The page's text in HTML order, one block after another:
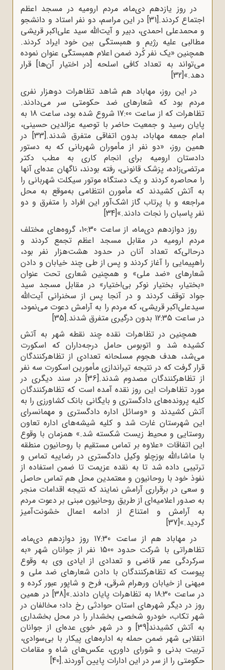
در روز یازدهم دی‌ماه، مردم ارومیه در مسجد اعظم
اجتماع کردند.[31]
در این مراسم، دو نفر استاد و دانشجو
و محمدعلی احمدی، دبیر و آیت‌الله سید علی‌اکبر قریشی
مطالبی علیه رژیم و همبستگی بین خود ایراد کردند.
همچنین «یک نفر کُرد ضمن اعلام همبستگی عنوان نموده
می‌تواند به تعداد کافی اسلحه [در اختیار آن‌ها] قرار
دهد.»[32]
در این روز، مهاباد هم شاهد تظاهرات دوهزار نفری
مردم بود که شعارهای ضد حکومتی سر می‌دادند.
تظاهرات که از ساعت 17:00 شروع شده بود، ساعت 18 به
پایان رسید و جمعیت حاضر با توصیه عزالدین حسینی،
امام جمعه مهاباد، بدون اتفاقی متفرق شدند.[33]
در
همین روز، «دو نفر از مأموران شهربانی که به دستور
دادستان ارومیه برای انجام کاری به مطب دکتر
مرتضی‌زاده، پزشک قانونی، رفته بودند، ناگهان عده‌ای آنها
را محاصره کردند و یک دستگاه موتور سیکلت شهربانی را
به آتش کشیدند که مأمورن انتظامی به‌موقع به محل
مراجعه و با پرتاب گاز اشک‌آور این افراد را متفرق و دو
نفر پاسبان را نجات دادند.»[34]
روز دوازدهم دی‌ماه، از ساعت 10:30، گروه‌های مختلف
مردم ارومیه در مقابل مسجد اعظم تجمع کردند و
درحالی‌که تعداد آنان در حدود هشت‌هزار نفر بود،
راهپیمایی را آغاز کردند و پس از طی چند خیابان و دادن
شعارهای «ضد ملی» و همچنین شعاری تحت عنوان
«بختیار، بختیار نوکر بی‌اختیار» در مقابل مسجد سید
جواد توقف کردند و در آنجا پس از سخنرانی آیت‌الله
سیدعلی‌اکبر قریشی، که مردم را به آرامش دعوت می‌نمود،
در ساعت 12:35 بدون درگیری متفرق شدند.
[35]
همچنین در تظاهرات نقده چند نقطه شهر به آتش
کشیده شد و اتوبوس حامل درجه‌داران که اسکورت
می‌شد، هدف هجوم مسلحانه تعدادی از تظاهرکنندگان
قرار گرفت که در نتیجه تیراندازی مأمورین اسکورت سه نفر
از تظاهرکنندگان مصدوم شدند.[36]
در سند دیگری در
مورد تظاهرات این روز نقده آمده است که تظاهرکنندگان
کلیه پرونده‌های دادگستری و بایگانی بانک کشاورزی را به
آتش کشیدند و «وسائل اداره دادگستری و مهمانسرای
این شهرستان غارت شد و کلیه شیشه‌های اداره تعاون
روستایی و محیط زیست شکسته شد.» همزمان با وقوع
این اتفاقات «علاوه بر تماس مستقیم با روحانیون منطقه
با ماشاءالله بوزچلو وکیل دادگستری در رضاییه تماس و
ترتیبی داده شد تا به نقده عزیمت تا ضمن استفاده از
نفوذ خود با روحانیون و معتمدین محل هم تماس حاصل
و سعی در برقراری آرامش نمایند که نتیجه اقدامات منجر
به صدور اعلامیه‌ای از طریق روحانیون مبنی بر دعوت مردم
به آرامش و امتناع از ادامه اعمال خشونت‌آمیز
گردید.»[37]
در مهاباد هم از ساعت 17:30 روز دوازدهم دی‌ماه،
تظاهراتی با شرکت حدود 1500 نفر از جوانان شهر «به
سرکردگی عمر قاضی و تعدادی از ایادی وی به وقوع
پیوست که تظاهرکنندگان با دادن شعارهای ضد ملی و
میهنی از خیابان ورهرام شرقی، فرح و شاپور عبور کرده و
در ساعت 18:30 به تظاهرات پایان دادند.»
[38]
در همین
روز در دیگر شهرهای استان حوادثی رخ داد؛ مخالفان در
شهر تکاب، خودرو شخصی بخشدار را در محل بخشداری
به آتش کشیدند[39]
و در شهر خوی عده‌ای از جوانان
انقلابی شهر ضمن حمله به اداره‌های پیکار با بی‌سوادی،
تربیت بدنی و شورای داوری، عکس‌های شاه و مقامات
حکومتی را از سر در این ادارات پایین آوردند.[40]